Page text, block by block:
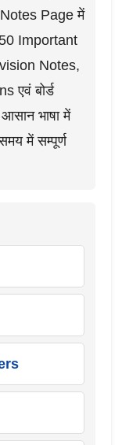
Page में
50 Important
Notes,
एवं बोर्ड
आसान भाषा में
समय में सम्पूर्ण